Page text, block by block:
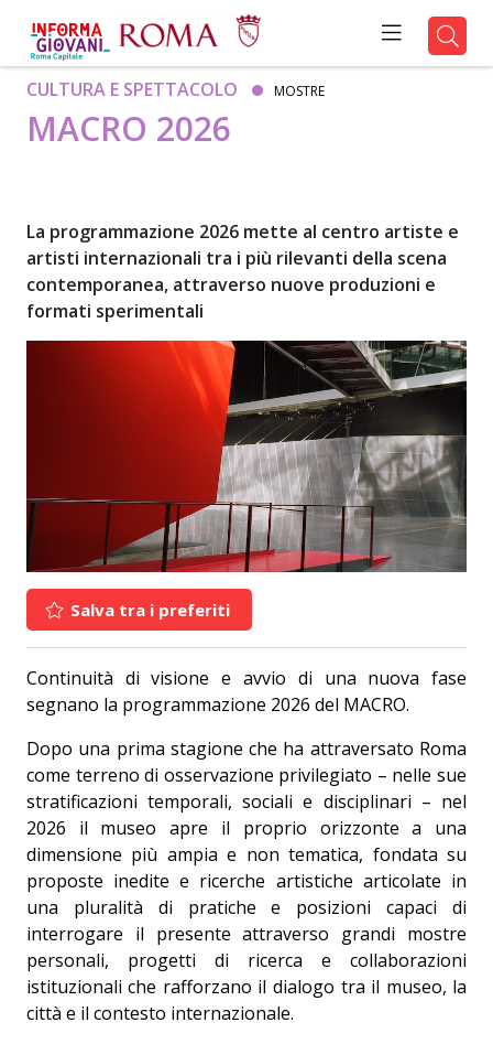
CULTURA E SPETTACOLO MOSTRE
MACRO 2026
La programmazione 2026 mette al centro artiste e
artisti internazionali tra i più rilevanti della scena
contemporanea, attraverso nuove produzioni e
formati sperimentali
Salva tra i preferiti
Continuità di visione e avvio di una nuova fase
segnano la programmazione 2026 del MACRO.
Dopo una prima stagione che ha attraversato Roma
come terreno di osservazione privilegiato – nelle sue
stratificazioni temporali, sociali e disciplinari – nel
2026 il museo apre il proprio orizzonte a una
dimensione più ampia e non tematica, fondata su
proposte inedite e ricerche artistiche articolate in
una pluralità di pratiche e posizioni capaci di
interrogare il presente attraverso grandi mostre
personali, progetti di ricerca e collaborazioni
istituzionali che rafforzano il dialogo tra il museo, la
città e il contesto internazionale.